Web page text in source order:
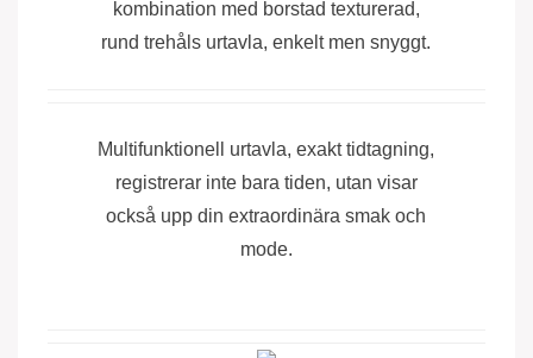
kombination med borstad texturerad,
rund trehåls urtavla, enkelt men snyggt.
Multifunktionell urtavla, exakt tidtagning,
registrerar inte bara tiden, utan visar
också upp din extraordinära smak och
mode.